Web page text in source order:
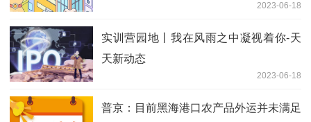
2023-06-18
实训营园地丨我在风雨之中凝视着你-天
天新动态
2023-06-18
普京：目前黑海港口农产品外运并未满足